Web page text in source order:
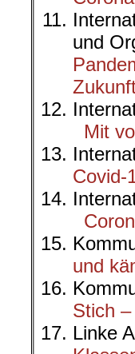
und
Mit
Covid-
und
Stich
Linke